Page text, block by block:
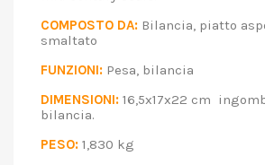
COMPOSTO DA: Bilancia, piatto
smaltato
FUNZIONI: Pesa, bilancia
DIMENSIONI: 16,5x17x22 cm
bilancia.
PESO: 1,830 kg